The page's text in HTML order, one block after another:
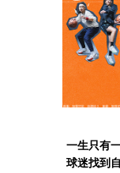
一生只有
球迷找到